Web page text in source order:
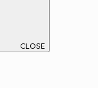
CLOSE